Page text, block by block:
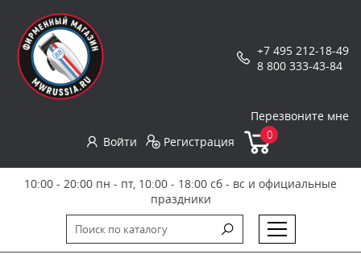
+7 495 212-18-49
8 800 333-43-84
Перезвоните мне
Войти
Регистрация 0
10:00 - 20:00 пн - пт, 10:00 - 18:00 сб - вс и официальные
праздники